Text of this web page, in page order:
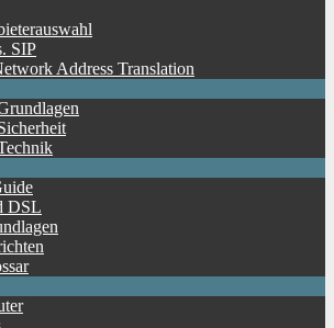
SIP
Address Translation
DSL